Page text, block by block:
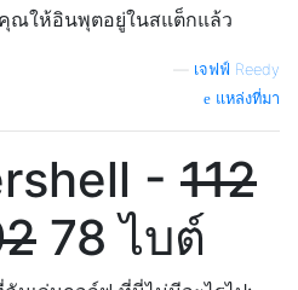
ณให้อินพุตอยู่ในสแต็กแล้ว
เจฟฟ์ Reedy
แหล่งที่มา
- 112
78 ไบต์